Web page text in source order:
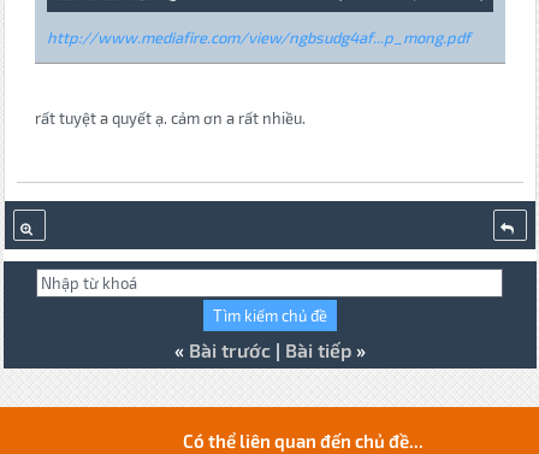
http://www.mediafire.com/view/ngbsudg4af...p_mong.pdf
rất tuyệt a quyết ạ. cảm ơn a rất nhiều.
« Bài trước| Bài tiếp»
Có thể liên quan đến chủ đề...